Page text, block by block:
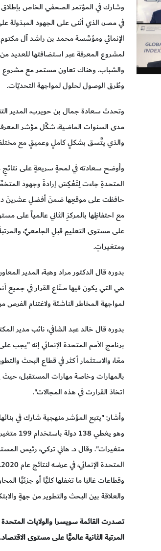
وشارك في المؤتمر الصحفي الخاص بإطلاق
في مصر، الذي أثنى على الجهود المبذولة
الإنمائي ومؤسَّسة محمد بن راشد آل
لمشروع المعرفة عبر استضافتها للعديد
والشباب. وهناك تعاون مستمر مع مشروع
وطُرق الوصول لحلول لمواجهة التحديّات.
وتحدث سعادة جمال بن حويرب، المدير
مدى السنوات الماضية، شكَّل مؤشر المعرفة
والذي يتَّسق بشكلٍ كاملٍ وعميقٍ مع مختلف
المتحدةِ جاءت لِتَعْكِسَ إرادةَ وجهودَ
حافظت على موقعِها ضمنَ أفضلِ عشرينَ دولةً
مع احتفاظِها بالمركزِ الثاني عالمياً على
على مستوى التعليمِ قبلِ الجامعيِّ،
ومتغيراتٍ.
بدوره قال الدكتور مراد وهبة، المدير
هي التي يكون فيها صنّاع القرار في جميع
لمواجهة المخاطر الناشئة ولاغتنام الفرص
بدوره قال خالد عبد الشافي، نائب مدير
برنامج الأمم المتحدة الإنمائي إنه "يجب
معًا، والاستثمار أكثر في قطاع البحث
بالمهارات وخاصة مهارات المستقبل،
اتخاذ القرارت في هذه المجالات".
وأشار: "يتبع المؤشر منهجية شارك في
متغيرات". وقال د. هاني تركي، رئيس
وقطاعات غالبًا ما تغفلها كليًّا أو جزئيًّا
والعلاقة بين البحث والتطوير من جهةٍ
تصدرت القائمة سويسرا والولايات المتحدة
المرتبة الثانية عالميًّا على مستوى الاقتصاد.